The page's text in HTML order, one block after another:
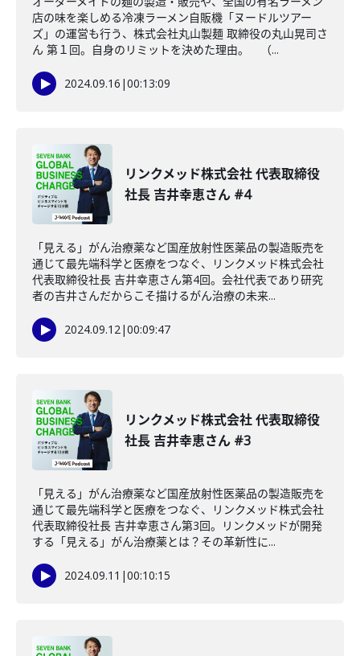
店の味を楽しめる冷凍ラーメン自販機「ヌードルツアー
ズ」の運営も行う、株式会社丸山製麺 取締役の丸山晃司さ
ん 第１回。自身のリミットを決めた理由。 （...
2024.09.16 |00:13:09
リンクメッド株式会社 代表取締役
社長 吉井幸恵さん #4
「見える」がん治療薬など国産放射性医薬品の製造販売を
通じて最先端科学と医療をつなぐ、リンクメッド株式会社
代表取締役社長 吉井幸恵さん第4回。会社代表であり研究
者の吉井さんだからこそ描けるがん治療の未来...
2024.09.12|00:09:47
リンクメッド株式会社 代表取締役
社長 吉井幸恵さん #3
「見える」がん治療薬など国産放射性医薬品の製造販売を
通じて最先端科学と医療をつなぐ、リンクメッド株式会社
代表取締役社長 吉井幸恵さん第3回。リンクメッドが開発
する「見える」がん治療薬とは？その革新性に...
2024.09.11 |00:10:15